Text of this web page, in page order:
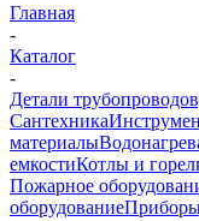
Главная
-
Каталог
-
Детали
Сантехника
материалы
емкостиКотлы и
Пожарное
оборудование